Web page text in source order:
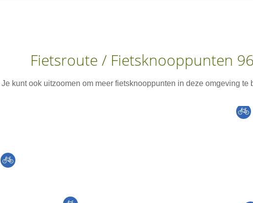
Fietsroute / Fietsknooppunten 96
Je kunt ook uitzoomen om meer fietsknooppunten in deze omgeving te